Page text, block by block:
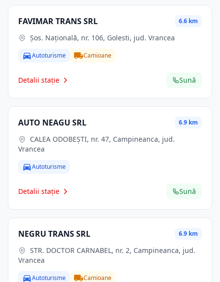
FAVIMAR TRANS SRL 6.6 km
Şos. Naţională, nr. 106, Golesti, jud. Vrancea
Autoturisme Camioane
Detalii stație Sună
AUTO NEAGU SRL 6.9 km
Vrancea
Autoturisme
Detalii stație Sună
NEGRU TRANS SRL 6.9 km
Vrancea
Autoturisme Camioane